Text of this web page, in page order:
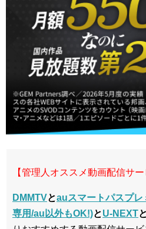
【管理人オススメ動画配信サー
DMMTVとauスマートパスプ
専用/au以外もOK!)とU-NEXTと